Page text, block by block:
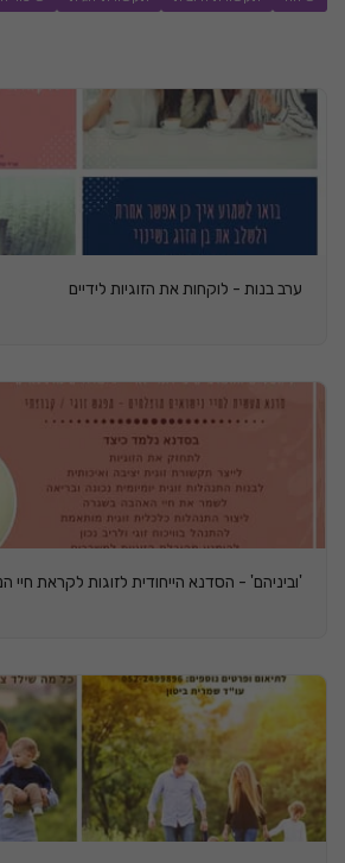
ערב בנות - לוקחות את הזוגיות לידיים
'וביניהם' - הסדנא הייחודית לזוגות לקראת חיי